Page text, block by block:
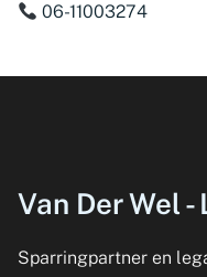
06-11003274
Van Der Wel
Sparringpartner en